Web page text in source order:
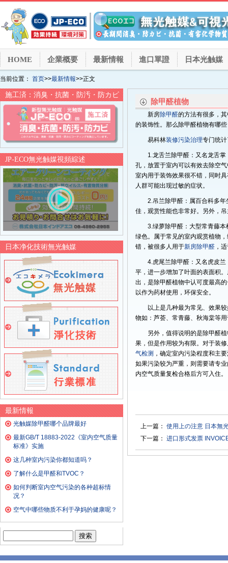
HOME 企業概要 最新情報 進口單證 日本光触媒
当前位置： 首页>>最新情報>>正文
除甲醛植物
新房除甲醛的方法有很多，
的装饰性。那么除甲醛植物有哪
易科林装修污染治理专门统
1.龙舌兰除甲醛：又名龙舌
孔，放置于室内可以有效去除空
室内用于装饰效果很不错，同时
人群可能出现过敏的症状。
2.吊兰除甲醛：属百合科多
佳，观赏性能也非常好。另外，
3.绿萝除甲醛：大型常青藤
绿色。属于常见的室内观赏植物
错，被很多人用于新房除甲醛 ，
4.虎尾兰除甲醛：又名虎皮
平，进一步增加了叶面的表面积
出，是除甲醛植物中认可度最高
以作为药材使用，环保安全。
以上是几种最为常见、效果
物如：芦荟、常青藤、秋海棠等
另外，值得说明的是除甲醛
果，但是作用较为有限。对于装
气检测 ，确定室内污染程度和主
如果污染较为严重，则需要请专
内空气质量复检合格后方可入住。
上一篇： 使用上の注意 日本無
下一篇： 进口形式发票
施工済：消臭・抗菌・防汚・防カビ
JP-ECO無光触媒視頻綜述
日本净化技術無光触媒
最新情報
光触媒除甲醛哪个品牌最好
最新GB/T 18883-2022《室内空气质量
标准》实施
这几种室内污染你都知道吗？
了解什么是甲醛和TVOC？
如何判断室内空气污染的各种超标情
况？
空气中哪些物质不利于孕妈的健康呢？
搜
索：